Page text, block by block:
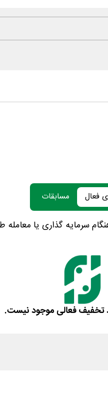
فعال مسابقات
سرمایه گذاری یا معامله
تخفیف فعالی موجود نیست.